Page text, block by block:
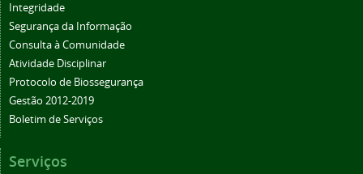
Integridade
Segurança da Informação
Consulta à Comunidade
Atividade Disciplinar
Protocolo de Biossegurança
Gestão 2012-2019
Boletim de Serviços
Serviços